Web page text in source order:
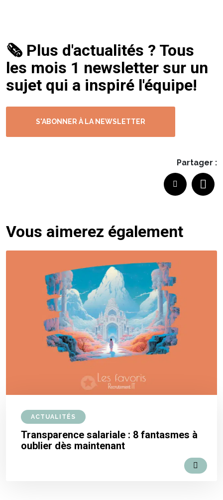
🗞️ Plus d'actualités ? Tous
les mois 1 newsletter sur un
sujet qui a inspiré l'équipe!
S'ABONNER À LA NEWSLETTER
Partager :
Vous aimerez également
ACTUALITÉS
Transparence salariale : 8 fantasmes à
oublier dès maintenant